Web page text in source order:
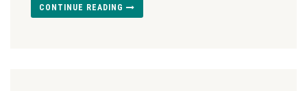
CONTINUE READING